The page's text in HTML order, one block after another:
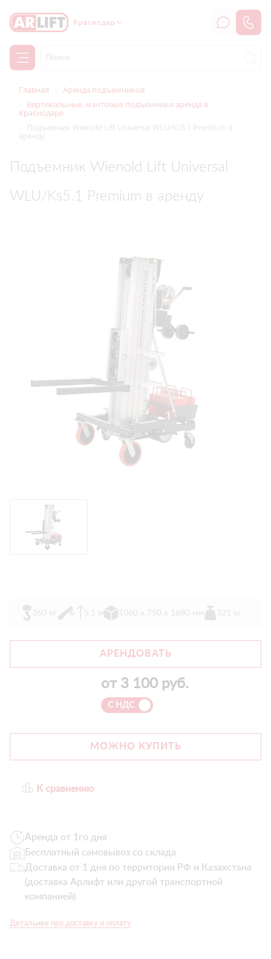
Краснодар
Главная
Аренда подъёмников
Вертикальные, мачтовые подъемники аренда в
Краснодаре
Подъемник Wienold Lift Universal WLU/Ks5.1 Premium в
аренду
Подъемник Wienold Lift Universal
WLU/Ks5.1 Premium в аренду
360 кг 5.1 м 1060 х 750 х 1680 мм 321 кг
АРЕНДОВАТЬ
от 3 100 руб.
С НДС
МОЖНО КУПИТЬ
К сравнению
Аренда от 1го дня
Бесплатный самовывоз со склада
Доставка от 1 дня по территории РФ и Казахстана
(доставка Арлифт или другой транспортной
компанией)
Детальнее про доставку и оплату